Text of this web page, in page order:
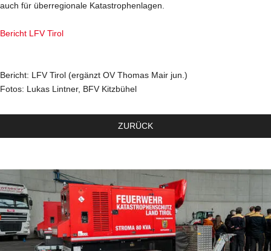
auch für überregionale Katastrophenlagen.
Bericht LFV Tirol
Bericht: LFV Tirol (ergänzt OV Thomas Mair jun.)
Fotos: Lukas Lintner, BFV Kitzbühel
ZURÜCK